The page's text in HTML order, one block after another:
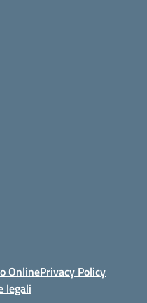
OnlinePrivacy Policy
legali